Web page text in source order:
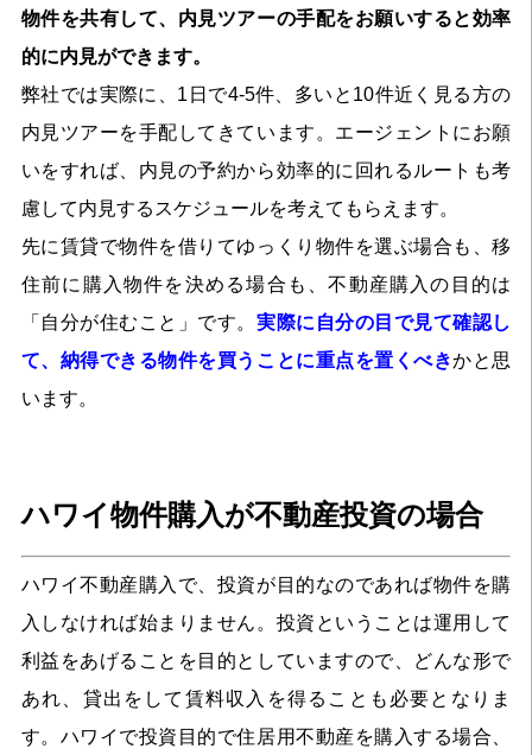
物件を共有して、内見ツアーの手配をお願いすると効率
的に内見ができます。
弊社では実際に、1日で4-5件、多いと10件近く見る方の
内見ツアーを手配してきています。エージェントにお願
いをすれば、内見の予約から効率的に回れるルートも考
慮して内見するスケジュールを考えてもらえます。
先に賃貸で物件を借りてゆっくり物件を選ぶ場合も、移
住前に購入物件を決める場合も、不動産購入の目的は
「自分が住むこと」です。 実際に自分の目で見て確認し
て、納得できる物件を買うことに重点を置くべきかと思
います。
ハワイ物件購入が不動産投資の場合
ハワイ不動産購入で、投資が目的なのであれば物件を購
入しなければ始まりません。投資ということは運用して
利益をあげることを目的としていますので、どんな形で
あれ、貸出をして賃料収入を得ることも必要となりま
す。ハワイで投資目的で住居用不動産を購入する場合、